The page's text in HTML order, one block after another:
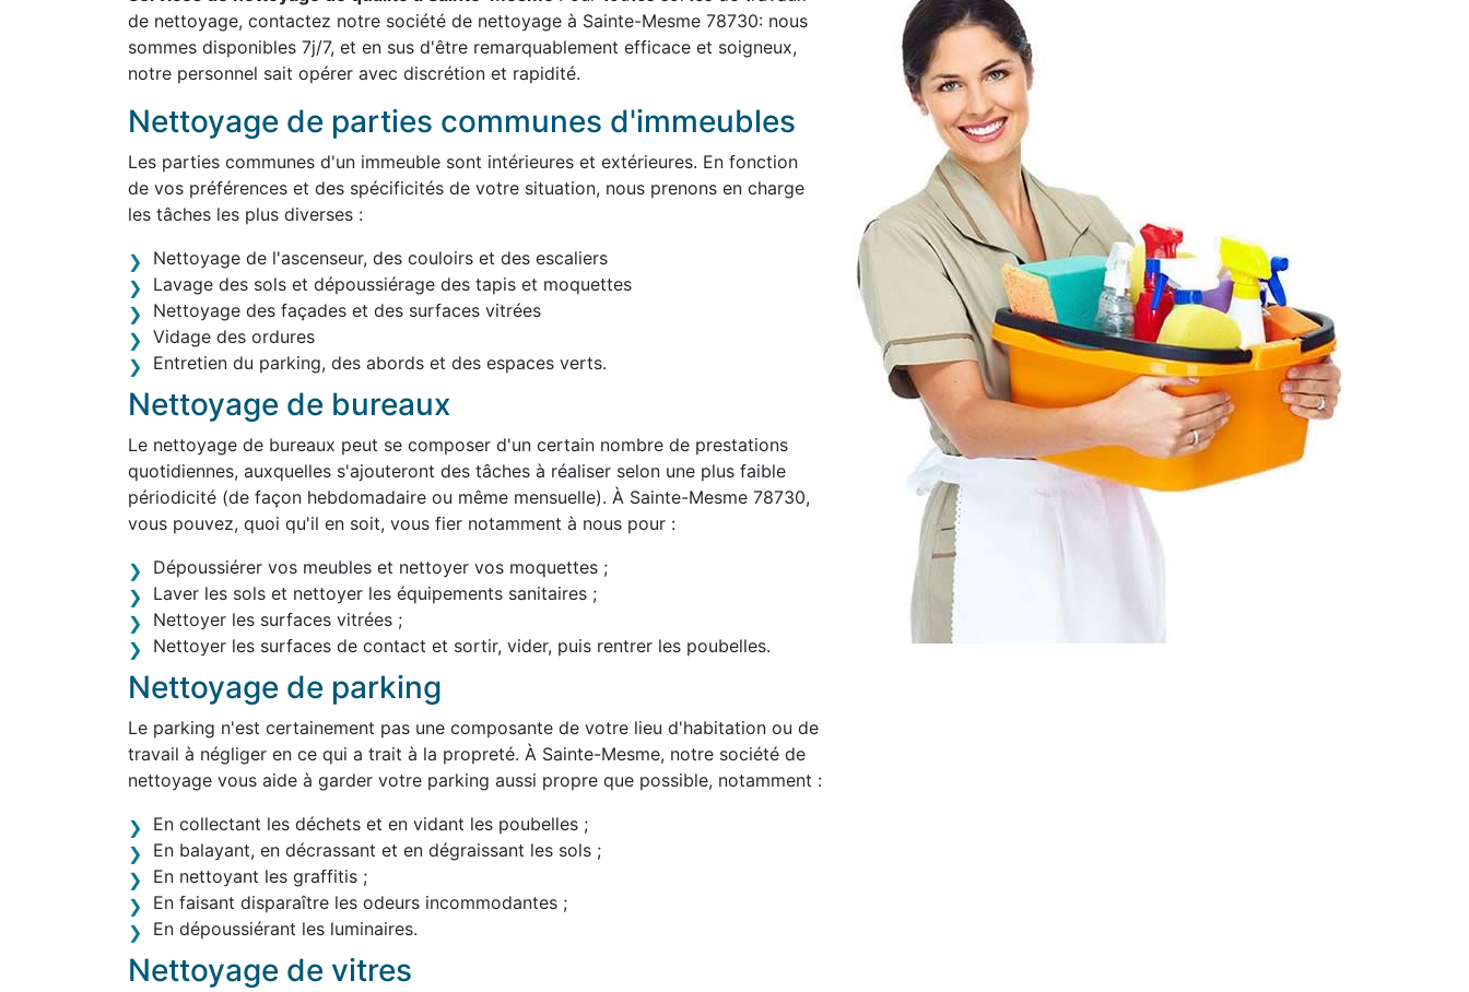
de nettoyage, contactez notre société de nettoyage à Sainte-Mesme 78730: nous
sommes disponibles 7j/7, et en sus d'être remarquablement efficace et soigneux,
notre personnel sait opérer avec discrétion et rapidité.
Nettoyage de parties communes d'immeubles
Les parties communes d'un immeuble sont intérieures et extérieures. En fonction
de vos préférences et des spécificités de votre situation, nous prenons en charge
les tâches les plus diverses :
Nettoyage de l'ascenseur, des couloirs et des escaliers
Lavage des sols et dépoussiérage des tapis et moquettes
Nettoyage des façades et des surfaces vitrées
Vidage des ordures
Entretien du parking, des abords et des espaces verts.
Nettoyage de bureaux
Le nettoyage de bureaux peut se composer d'un certain nombre de prestations
quotidiennes, auxquelles s'ajouteront des tâches à réaliser selon une plus faible
périodicité (de façon hebdomadaire ou même mensuelle). À Sainte-Mesme 78730,
vous pouvez, quoi qu'il en soit, vous fier notamment à nous pour :
Dépoussiérer vos meubles et nettoyer vos moquettes ;
Laver les sols et nettoyer les équipements sanitaires ;
Nettoyer les surfaces vitrées ;
Nettoyer les surfaces de contact et sortir, vider, puis rentrer les poubelles.
Nettoyage de parking
Le parking n'est certainement pas une composante de votre lieu d'habitation ou de
travail à négliger en ce qui a trait à la propreté. À Sainte-Mesme, notre société de
nettoyage vous aide à garder votre parking aussi propre que possible, notamment :
En collectant les déchets et en vidant les poubelles ;
En balayant, en décrassant et en dégraissant les sols ;
En nettoyant les graffitis ;
En faisant disparaître les odeurs incommodantes ;
En dépoussiérant les luminaires.
Nettoyage de vitres